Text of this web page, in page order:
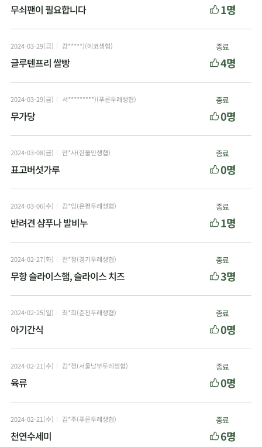
무쇠팬이 필요합니다 1명
2024-03-29(금) 강*****)(에코생협)
글루텐프리 쌀빵
종료
4명
2024-03-29(금) 서*********)(푸른두레생협)
무가당
종료
0명
2024-03-08(금) 안*사(한울안생협)
표고버섯가루
종료
0명
2024-03-06(수) 김*임(은평두레생협)
반려견 샴푸나 발비누
종료
1명
2024-02-27(화) 전*정(경기두레생협)
무항 슬라이스햄, 슬라이스 치즈
종료
3명
2024-02-25(일) 최*희(춘천두레생협)
아기간식
종료
0명
2024-02-21(수) 김*정(서울남부두레생협)
육류
종료
0명
2024-02-21(수) 김*주(푸른두레생협)
천연수세미
종료
6명